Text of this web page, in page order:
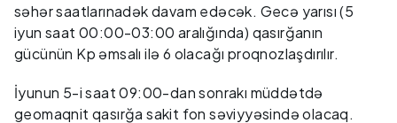
səhər saatlarınadək davam edəcək. Gecə yarısı (5
iyun saat 00:00-03:00 aralığında) qasırğanın
gücünün Kp əmsalı ilə 6 olacağı proqnozlaşdırılır.
İyunun 5-i saat 09:00-dan sonrakı müddətdə
geomaqnit qasırğa sakit fon səviyyəsində olacaq.